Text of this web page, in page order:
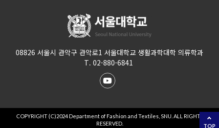
TOP
08826 서울시 관악구 관악로1 서울대학교 생활과학대학 의류학과
T. 02-880-6841
COPYRIGHT (C)2024 Department of Fashion and Textiles, SNU. ALL RIGHTS
RESERVED.